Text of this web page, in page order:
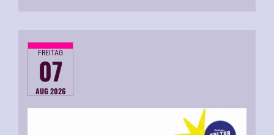
FREITAG
07
AUG 2026